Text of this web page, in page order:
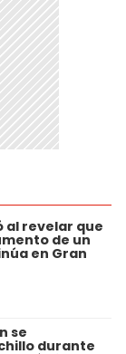
al revelar que
de un
en Gran
se
durante